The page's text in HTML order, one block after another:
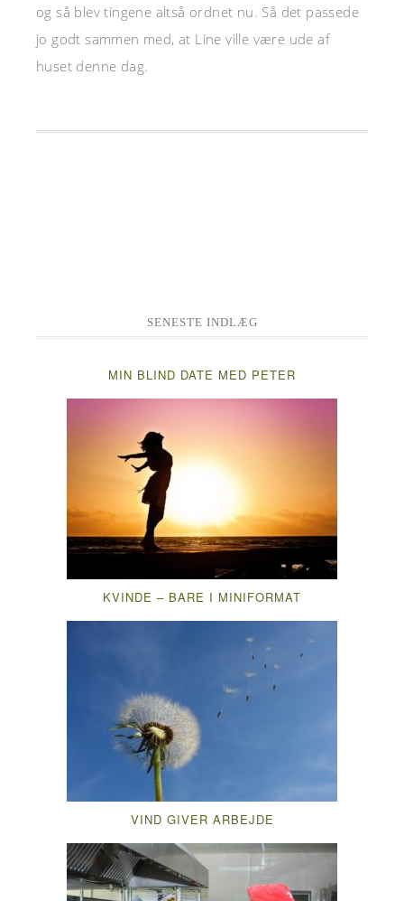
og så blev tingene altså ordnet nu. Så det passede
jo godt sammen med, at Line ville være ude af
huset denne dag.
SENESTE INDLÆG
MIN BLIND DATE MED PETER
KVINDE – BARE I MINIFORMAT
VIND GIVER ARBEJDE